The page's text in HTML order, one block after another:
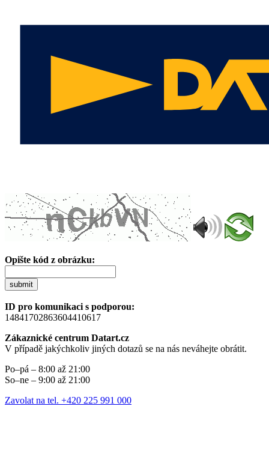
Opište kód z obrázku:
submit
ID pro komunikaci s podporou:
14841702863604410617
Zákaznické centrum Datart.cz
V případě jakýchkoliv jiných dotazů se na nás neváhejte obrátit.
Po–pá – 8:00 až 21:00
So–ne – 9:00 až 21:00
Zavolat na tel. +420 225 991 000